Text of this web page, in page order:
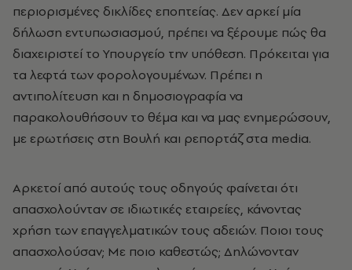
περιορισμένες δικλίδες εποπτείας. Δεν αρκεί μία
δήλωση εντυπωσιασμού, πρέπει να ξέρουμε πώς θα
διαχειριστεί το Υπουργείο την υπόθεση. Πρόκειται για
τα λεφτά των φορολογουμένων. Πρέπει η
αντιπολίτευση και η δημοσιογραφία να
παρακολουθήσουν το θέμα και να μας ενημερώσουν,
με ερωτήσεις στη Βουλή και ρεπορτάζ στα media.
Αρκετοί από αυτούς τους οδηγούς φαίνεται ότι
απασχολούνταν σε ιδιωτικές εταιρείες, κάνοντας
χρήση των επαγγελματικών τους αδειών. Ποιοι τους
απασχολούσαν; Με ποιο καθεστώς; Δηλώνονταν